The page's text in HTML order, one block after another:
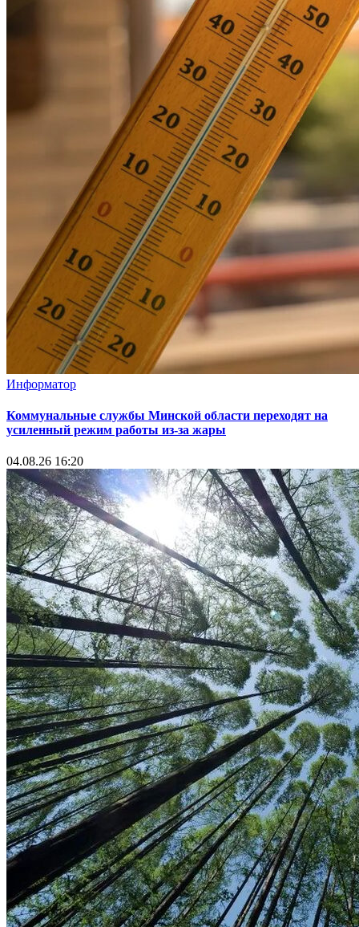
Информатор
Коммунальные службы Минской области переходят на
усиленный режим работы из-за жары
04.08.26 16:20